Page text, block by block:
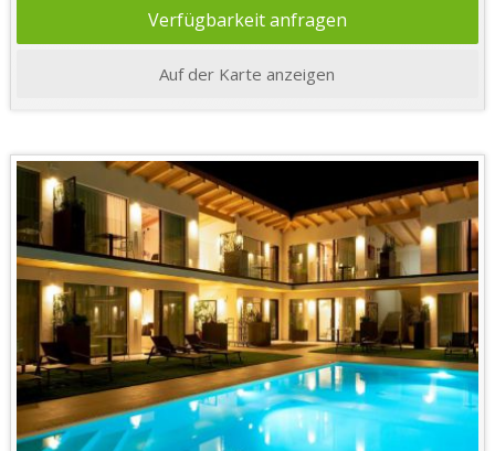
Verfügbarkeit anfragen
Auf der Karte anzeigen